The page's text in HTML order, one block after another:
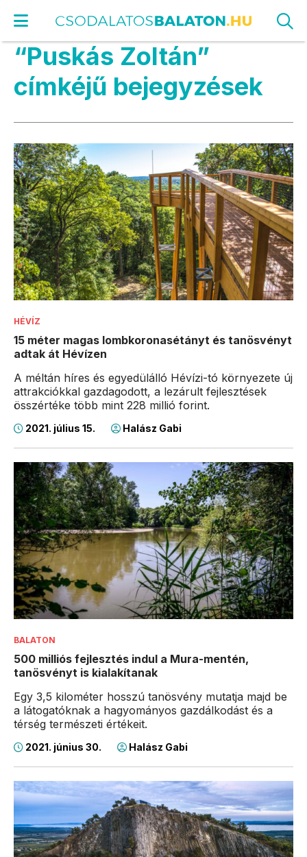
“Puskás Zoltán”
címkéjű bejegyzések
HÉVÍZ
15 méter magas lombkoronasétányt és tanösvényt
adtak át Hévízen
A méltán híres és egyedülálló Hévízi-tó környezete új
attrakciókkal gazdagodott, a lezárult fejlesztések
összértéke több mint 228 millió forint.
2021. július 15. Halász Gabi
BALATON
500 milliós fejlesztés indul a Mura-mentén,
tanösvényt is kialakítanak
Egy 3,5 kilométer hosszú tanösvény mutatja majd be
a látogatóknak a hagyományos gazdálkodást és a
térség természeti értékeit.
2021. június 30. Halász Gabi